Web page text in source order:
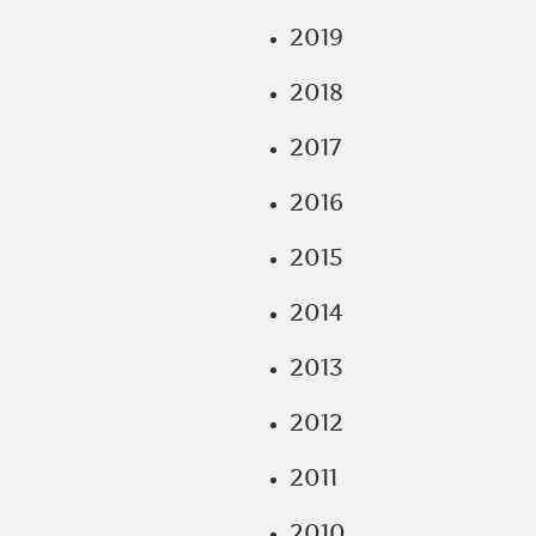
2019
2018
2017
2016
2015
2014
2013
2012
2011